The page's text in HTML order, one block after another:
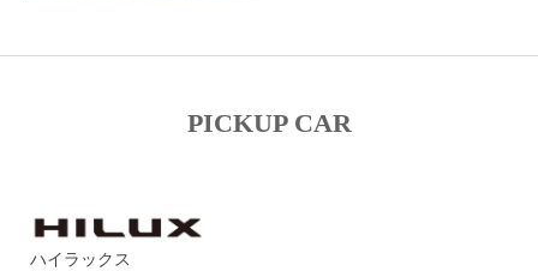
PICKUP CAR
ハイラックス